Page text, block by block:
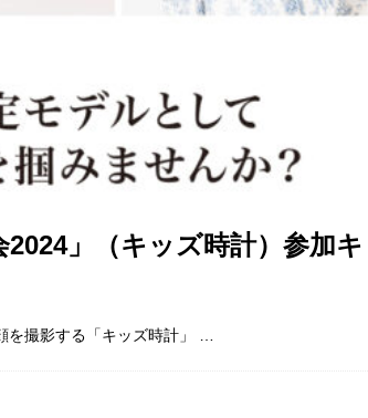
2024」（キッズ時計）参加キ
撮影する「キッズ時計」